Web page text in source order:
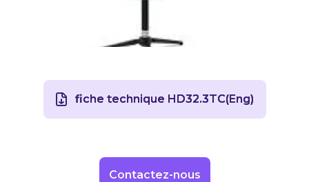
fiche technique HD32.3TC(Eng)
Contactez-nous